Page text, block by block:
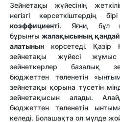
Зейнетақы жүйесінің
негізгі көрсеткіштердің
коэффициенті. Яғни, бұл
бұрынғы жалақысының қандай
алатынын көрсетеді. Қазір
зейнетақы жүйесі жұмыс
зейнеткерлер базалық
бюджеттен төленетін
зейнетақы қорына түсетін
зейнетақысын алады.
бюджеттен төленетін
келеді. Болашақта ол мүлде